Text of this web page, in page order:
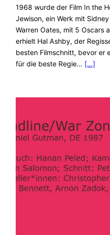
1968 wurde der Film In the
Jewison, ein Werk mit
Warren Oates, mit 5 Oscars
erhielt Hal Ashby, der
besten Filmschnitt, bevor er
für die beste Regie… […]